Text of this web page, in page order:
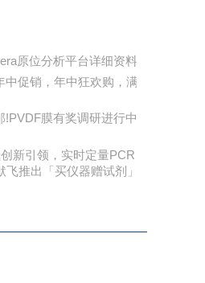
原位分析平台详细资料
中促销，年中狂欢购，满
!PVDF膜有奖调研进行中
新引领，实时定量PCR
推出「买仪器赠试剂」